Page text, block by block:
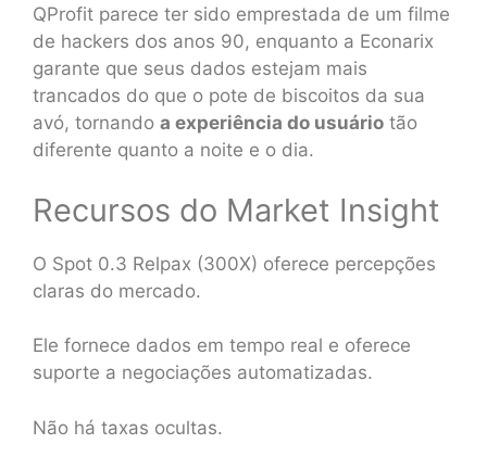
QProfit parece ter sido emprestada de um filme
de hackers dos anos 90, enquanto a Econarix
garante que seus dados estejam mais
trancados do que o pote de biscoitos da sua
avó, tornando a experiência do usuário tão
diferente quanto a noite e o dia.
Recursos do Market Insight
O Spot 0.3 Relpax (300X) oferece percepções
claras do mercado.
Ele fornece dados em tempo real e oferece
suporte a negociações automatizadas.
Não há taxas ocultas.